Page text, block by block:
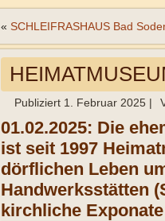
« SCHLEIFRASHAUS Bad
Publiziert 1. Februar 2025 |
01.02.2025: Die
ist seit 1997
dörflichen Leben
Handwerksstätten
kirchliche